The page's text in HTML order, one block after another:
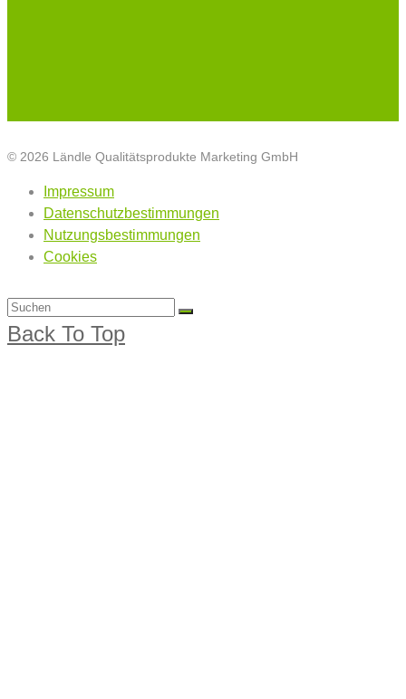
© 2026 Ländle Qualitätsprodukte Marketing GmbH
Impressum
Datenschutzbestimmungen
Nutzungsbestimmungen
Cookies
Back To Top